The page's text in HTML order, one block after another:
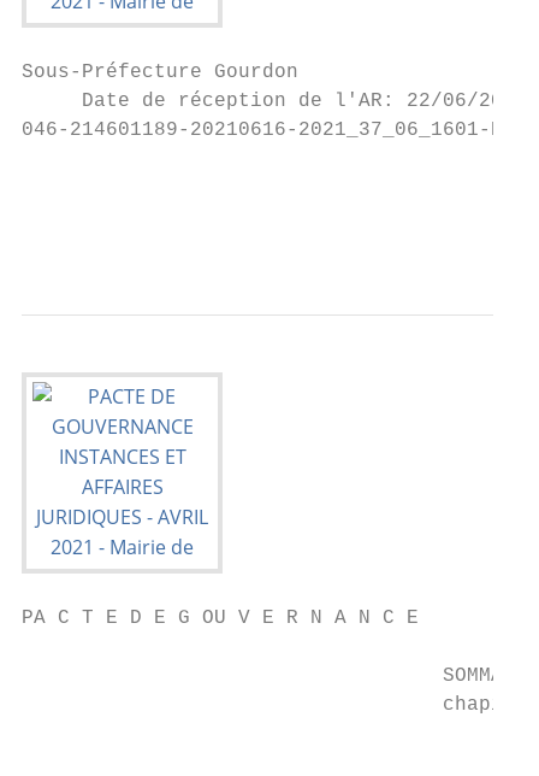
Sous-Préfecture Gourdon
     Date de réception de l'AR: 22/06/2021
046-214601189-20210616-2021_37_06_1601-DE
PA C T E D E G OU V E R N A N C E
                                   SOMMAIRE